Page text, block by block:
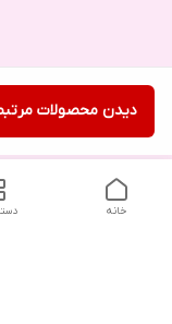
دیدن محصولات
خانه